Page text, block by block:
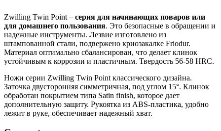
Zwilling Twin Рoint – серия для начинающих поваров или
для домашнего пользования. Это безопасные в обращении и
надежные инструменты. Лезвие изготовлено из
штампованной стали, подвержено криозакалке Friodur.
Материал оптимально сбалансирован, что делает клинок
устойчивым к коррозии и пластичным. Твердость 56-58 HRC.
Ножи серии Zwilling Twin Рoint классического дизайна.
Заточка двусторонняя симметричная, под углом 15°. Клинок
обработан покрытием типа Satin finish, которое дает
дополнительную защиту. Рукоятка из ABS-пластика, удобно
лежит в руке, обеспечивает надежный хват.